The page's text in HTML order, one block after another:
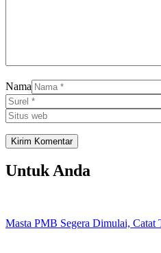
Nama
Untuk Anda
Masta PMB Segera Dimulai, Catat